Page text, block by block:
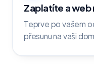
Zaplatíte a web
Teprve po vašem
přesunu na vaši